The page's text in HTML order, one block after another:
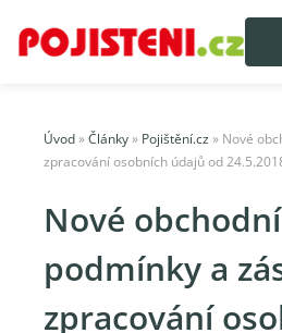
Úvod » Články » Pojištění.cz » Nové
zpracování osobních údajů od
Nové obchodní
podmínky a
zpracování